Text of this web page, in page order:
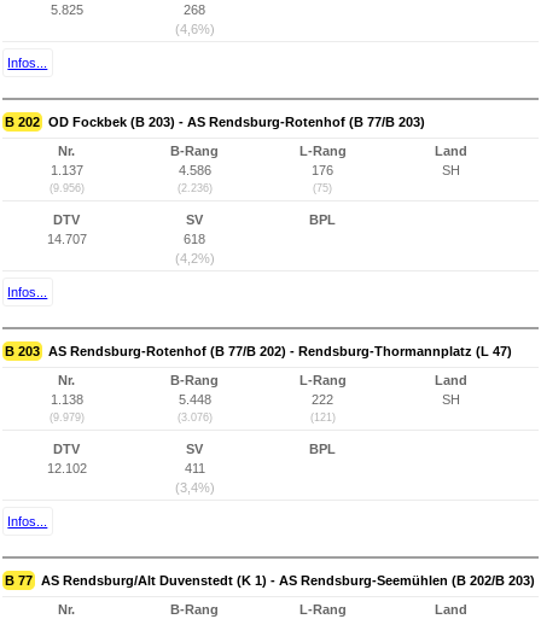
5.825
268
(4,6%)
Infos...
B 202 OD Fockbek (B 203) - AS Rendsburg-Rotenhof (B 77/B 203)
Nr.
1.137
(9.956)
B-Rang
4.586
(2.236)
L-Rang
176
(75)
Land
SH
DTV
14.707
SV
618
(4,2%)
BPL
Infos...
B 203 AS Rendsburg-Rotenhof (B 77/B 202) - Rendsburg-Thormannplatz (L 47)
Nr.
1.138
(9.979)
B-Rang
5.448
(3.076)
L-Rang
222
(121)
Land
SH
DTV
12.102
SV
411
(3,4%)
BPL
Infos...
B 77 AS Rendsburg/Alt Duvenstedt (K 1) - AS Rendsburg-Seemühlen (B 202/B 203)
Nr.
B-Rang
L-Rang
Land